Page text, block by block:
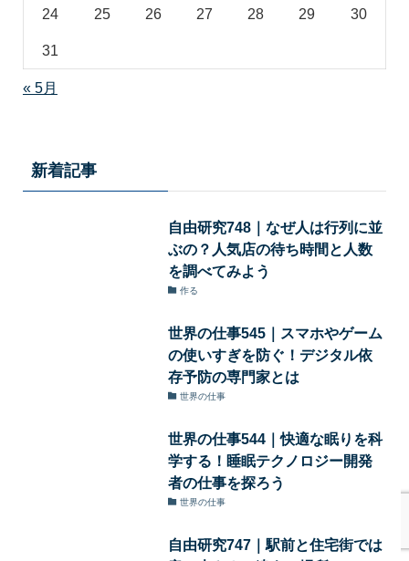
24 25 26 27 28 29 30
31
« 5月
新着記事
自由研究748｜なぜ人は行列に並
ぶの？人気店の待ち時間と人数
を調べてみよう
作る
世界の仕事545｜スマホやゲーム
の使いすぎを防ぐ！デジタル依
存予防の専門家とは
世界の仕事
世界の仕事544｜快適な眠りを科
学する！睡眠テクノロジー開発
者の仕事を探ろう
世界の仕事
自由研究747｜駅前と住宅街では